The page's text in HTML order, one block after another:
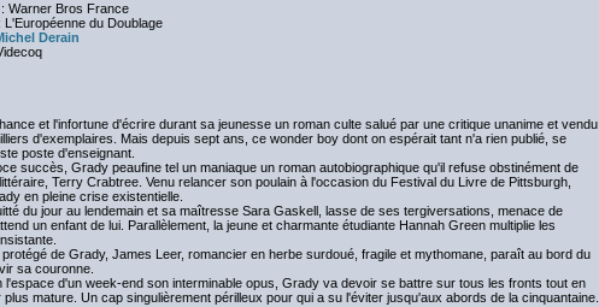
: Warner Bros France
: L'Européenne du Doublage
Derain
et l'infortune d'écrire durant sa jeunesse un roman culte salué par une critique unanime et vendu
d'exemplaires. Mais depuis sept ans, ce wonder boy dont on espérait tant n'a rien publié, se
poste d'enseignant.
succès, Grady peaufine tel un maniaque un roman autobiographique qu'il refuse obstinément de
Terry Crabtree. Venu relancer son poulain à l'occasion du Festival du Livre de Pittsburgh,
en pleine crise existentielle.
du jour au lendemain et sa maîtresse Sara Gaskell, lasse de ses tergiversations, menace de
un enfant de lui. Parallèlement, la jeune et charmante étudiante Hannah Green multiplie les
de Grady, James Leer, romancier en herbe surdoué, fragile et mythomane, paraît au bord du
sa couronne.
l'espace d'un week-end son interminable opus, Grady va devoir se battre sur tous les fronts tout en
mature. Un cap singulièrement périlleux pour qui a su l'éviter jusqu'aux abords de la cinquantaine.